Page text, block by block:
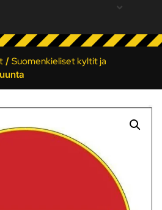
/Suomenkieliset kyltit ja